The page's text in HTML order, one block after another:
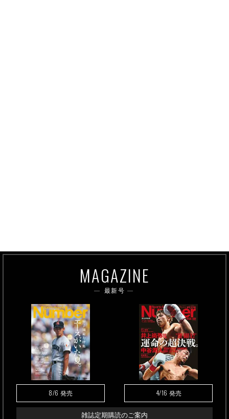
MAGAZINE
最新号
8/6 発売 4/16 発売
雑誌定期購読のご案内